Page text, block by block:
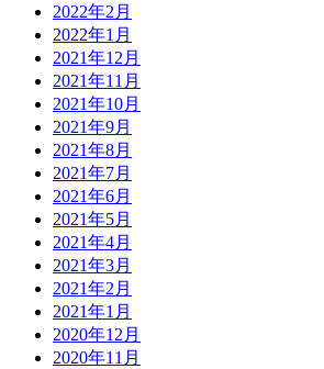
2022年2月
2022年1月
2021年12月
2021年11月
2021年10月
2021年9月
2021年8月
2021年7月
2021年6月
2021年5月
2021年4月
2021年3月
2021年2月
2021年1月
2020年12月
2020年11月